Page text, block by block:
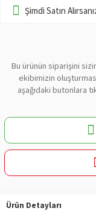
Şimdi Satın
Bu ürünün siparişini
ekibimizin
aşağıdaki butonlara
Ürün Detayları